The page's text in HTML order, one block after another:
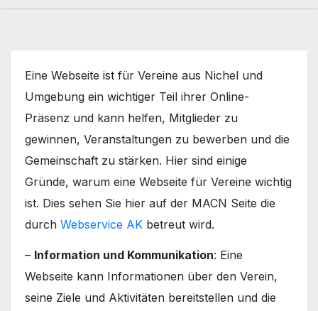
Eine Webseite ist für Vereine aus Nichel und
Umgebung ein wichtiger Teil ihrer Online-
Präsenz und kann helfen, Mitglieder zu
gewinnen, Veranstaltungen zu bewerben und die
Gemeinschaft zu stärken. Hier sind einige
Gründe, warum eine Webseite für Vereine wichtig
ist. Dies sehen Sie hier auf der MACN Seite die
durch Webservice AK betreut wird.
– Information und Kommunikation: Eine
Webseite kann Informationen über den Verein,
seine Ziele und Aktivitäten bereitstellen und die